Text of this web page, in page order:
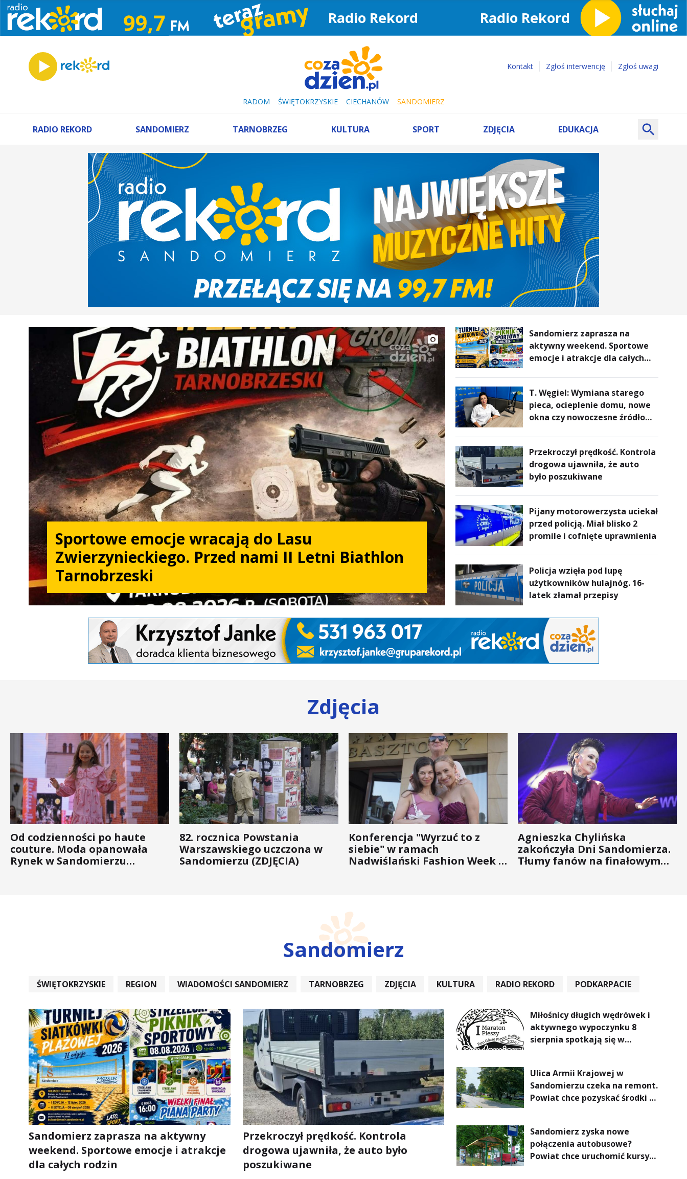
Radio Rekord
Kontakt Zgłoś interwencję Zgłoś uwagi
RADOM ŚWIĘTOKRZYSKIE CIECHANÓW SANDOMIERZ
RADIO REKORD SANDOMIERZ TARNOBRZEG KULTURA SPORT ZDJĘCIA EDUKACJA
Sportowe emocje wracają do Lasu
Zwierzynieckiego. Przed nami II Letni Biathlon
Tarnobrzeski
Sandomierz zaprasza na
aktywny weekend. Sportowe
emocje i atrakcje dla całych
T. Węgiel: Wymiana starego
pieca, ocieplenie domu, nowe
okna czy nowoczesne źródło
komfort życia i... czystsze
powietrze
Przekroczył prędkość. Kontrola
drogowa ujawniła, że auto
było poszukiwane
Pijany motorowerzysta uciekał
przed policją. Miał blisko 2
promile i cofnięte uprawnienia
Policja wzięła pod lupę
użytkowników hulajnóg. 16-
latek złamał przepisy
Zdjęcia
Od codzienności po haute
couture. Moda opanowała
Rynek w Sandomierzu
82. rocznica Powstania
Warszawskiego uczczona w
Sandomierzu (ZDJĘCIA)
Konferencja "Wyrzuć to z
siebie" w ramach
Nadwiślański Fashion Week -
Agnieszka Chylińska
zakończyła Dni Sandomierza.
Tłumy fanów na finałowym
Sandomierz
ŚWIĘTOKRZYSKIE REGION WIADOMOŚCI SANDOMIERZ TARNOBRZEG ZDJĘCIA KULTURA RADIO REKORD
PODKARPACIE
Sandomierz zaprasza na aktywny
weekend. Sportowe emocje i atrakcje
dla całych rodzin
Przekroczył prędkość. Kontrola
drogowa ujawniła, że auto było
poszukiwane
Miłośnicy długich wędrówek i
aktywnego wypoczynku 8
sierpnia spotkają się w
Rośnie”
Ulica Armii Krajowej w
Sandomierzu czeka na remont.
Powiat chce pozyskać środki z
Sandomierz zyska nowe
połączenia autobusowe?
Powiat chce uruchomić kursy